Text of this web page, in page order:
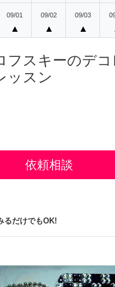
09/01
▲
09/02
▲
09/03
▲
フスキーのデコ
ッスン
依頼相談
るだけでもOK!